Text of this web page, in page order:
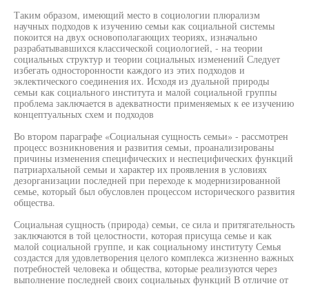
Таким образом, имеющий место в социологии плюрализм
научных подходов к изучению семьи как социальной системы
покоится на двух основополагающих теориях, изначально
разрабатывавшихся классической социологией, - на теории
социальных структур и теории социальных изменений Следует
избегать односторонности каждого из этих подходов и
эклектического соединения их. Исходя из дуальной природы
семьи как социального института и малой социальной группы
проблема заключается в адекватности применяемых к ее изучению
концептуальных схем и подходов
Во втором параграфе «Социальная сущность семьи» - рассмотрен
процесс возникновения и развития семьи, проанализированы
причины изменения специфических и неспецифических функций
патриархальной семьи и характер их проявления в условиях
дезорганизации последней при переходе к модернизированной
семье, который был обусловлен процессом исторического развития
общества.
Социальная сущность (природа) семьи, се сила и притягательность
заключаются в той целостности, которая присуща семье и как
малой социальной группе, и как социальному институту Семья
создастся для удовлетворения целого комплекса жизненно важных
потребностей человека и общества, которые реализуются через
выполнение последней своих социальных функций В отличие от